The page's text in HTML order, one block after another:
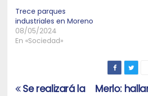
Trece parques
industriales en Moreno
08/05/2024
En «Sociedad»
NavegaciónMerlo:
Se realizará la